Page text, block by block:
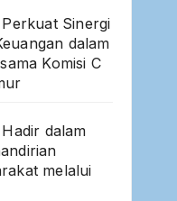
Sinergi
dalam
Komisi C
dalam
melalui